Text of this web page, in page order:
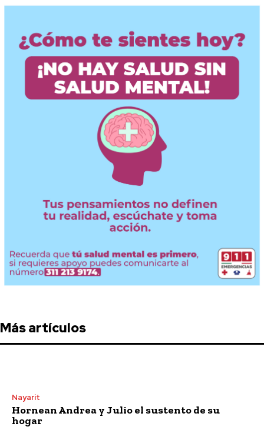
Más artículos
Nayarit
Hornean Andrea y Julio el sustento de su
hogar